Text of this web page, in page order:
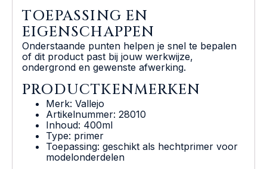
TOEPASSING EN
EIGENSCHAPPEN
Onderstaande punten helpen je snel te bepalen
of dit product past bij jouw werkwijze,
ondergrond en gewenste afwerking.
PRODUCTKENMERKEN
Merk: Vallejo
Artikelnummer: 28010
Inhoud: 400ml
Type: primer
Toepassing: geschikt als hechtprimer voor
modelonderdelen